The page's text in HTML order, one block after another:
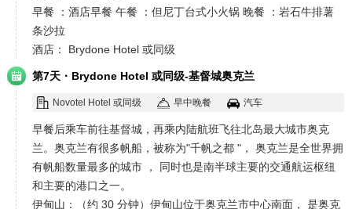
早餐 ：酒店早餐 午餐 ：但尼丁台式小火锅 晚餐 ：岩石牛排薯
条沙拉
酒店： Brydone Hotel 或同级
第7天 · Brydone Hotel 或同级-基督城奥克兰
Novotel Hotel 或同级 早中晚餐 汽车
早餐后乘车前往基督城，再乘内陆航班飞往北岛最大城市奥克
兰。奥克兰有很多帆船，被称为"千帆之都 "， 奥克兰是全世界拥
有帆船数量最多的城市 ， 同时也是南半球主要的交通航运枢纽
和主要的港口之一。
伊甸山：（约 30 分钟）伊甸山位于奥克兰市中心南面， 是奥克